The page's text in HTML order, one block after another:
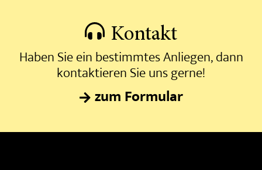
Kontakt
Haben Sie ein bestimmtes Anliegen, dann
kontaktieren Sie uns gerne!
zum Formular